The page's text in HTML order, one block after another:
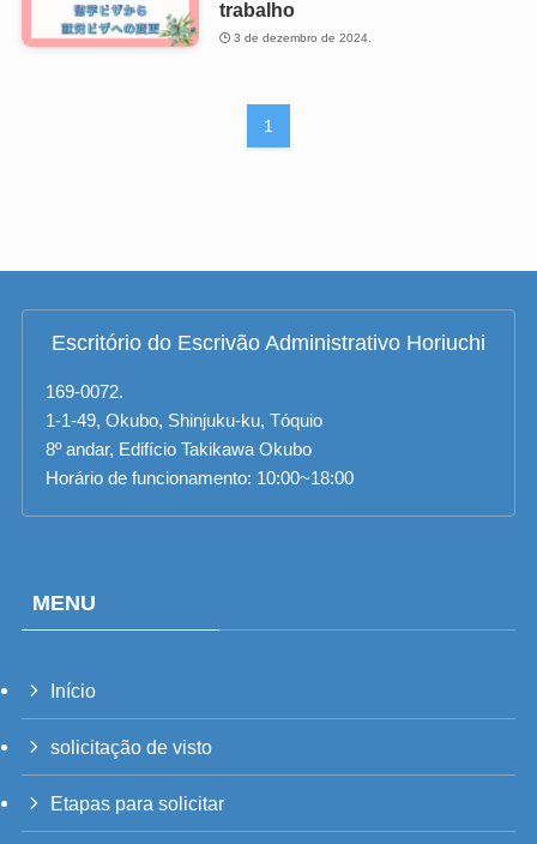
trabalho
3 de dezembro de 2024.
1
Escritório do Escrivão Administrativo Horiuchi
169-0072.
1-1-49, Okubo, Shinjuku-ku, Tóquio
8º andar, Edifício Takikawa Okubo
Horário de funcionamento: 10:00~18:00
MENU
Início
solicitação de visto
Etapas para solicitar
FR
UK